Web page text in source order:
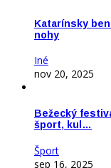
Katarínsky
nohy
Iné
nov 20, 2025
Bežecký
šport, kul…
Šport
sep 16, 2025